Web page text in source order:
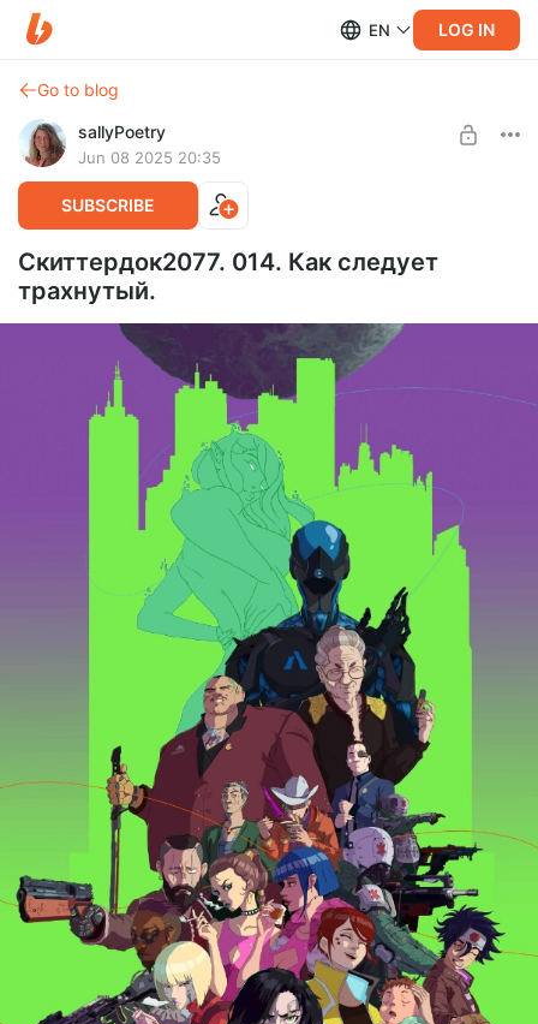
EN LOG IN
Go to blog
sallyPoetry
Jun 08 2025 20:35
SUBSCRIBE
Скиттердок2077. 014. Как следует
трахнутый.